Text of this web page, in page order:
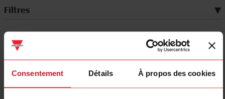
Consentement Détails À propos des cookies
Filtres